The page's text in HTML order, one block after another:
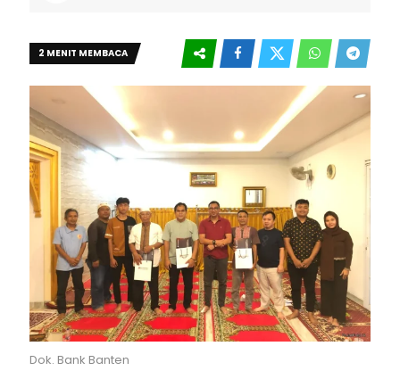
2 MENIT MEMBACA
Dok. Bank Banten